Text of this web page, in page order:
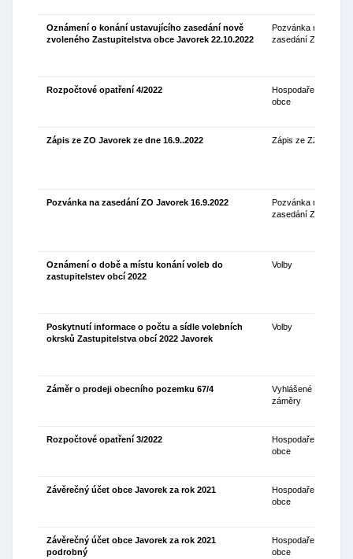
Oznámení o konání ustavujícího zasedání nově
zvoleného Zastupitelstva obce Javorek 22.10.2022
Pozvánka na
zasedání ZO
Rozpočtové opatření 4/2022
Hospodaření
obce
Zápis ze ZO Javorek ze dne 16.9..2022 Zápis ze ZZO
Pozvánka na zasedání ZO Javorek 16.9.2022
Pozvánka na
zasedání ZO
Oznámení o době a místu konání voleb do
zastupitelstev obcí 2022
Volby
Poskytnutí informace o počtu a sídle volebních
okrsků Zastupitelstva obcí 2022 Javorek
Volby
Záměr o prodeji obecního pozemku 67/4
Vyhlášené
záměry
Rozpočtové opatření 3/2022
Hospodaření
obce
Závěrečný účet obce Javorek za rok 2021
Hospodaření
obce
Závěrečný účet obce Javorek za rok 2021
podrobný
Hospodaření
obce